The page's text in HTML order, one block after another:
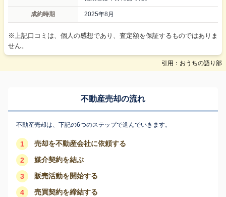
成約時期 2025年8月
※上記口コミは、個人の感想であり、査定額を保証するものではありま
せん。
引用：おうちの語り部
不動産売却の流れ
不動産売却は、下記の6つのステップで進んでいきます。
1 売却を不動産会社に依頼する
2 媒介契約を結ぶ
3 販売活動を開始する
4 売買契約を締結する